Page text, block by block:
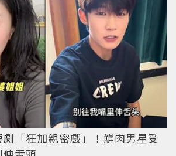
「狂加親密戲」！鮮肉男星受